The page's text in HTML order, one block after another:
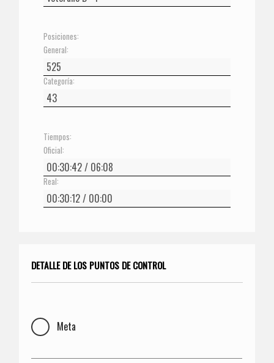
Posiciones:
General:
Categoría:
Tiempos:
Oficial:
Real:
DETALLE DE LOS PUNTOS DE CONTROL
Meta